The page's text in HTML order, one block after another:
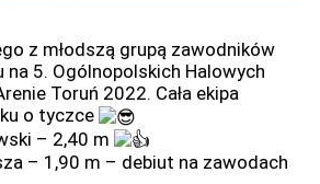
z młodszą grupą zawodników
na 5. Ogólnopolskich Halowych
Toruń 2022. Cała ekipa
o tyczce
– 2,40 m
– 1,90 m – debiut na zawodach